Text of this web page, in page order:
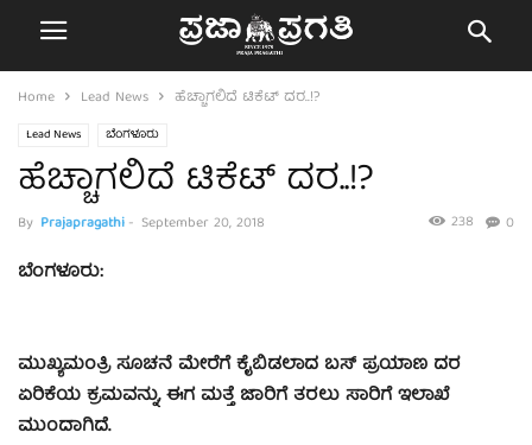
Home Lead News ಹೆಚ್ಚಾಗಲಿದೆ ಟಿಕೆಟ್ ದರ..!?
Lead News ಬೆಂಗಳೂರು
ಹೆಚ್ಚಾಗಲಿದೆ ಟಿಕೆಟ್ ದರ..!?
By Prajapragathi- September 20, 2018 0
238
ಬೆಂಗಳೂರು:
ಮುಖ್ಯಮಂತ್ರಿ ಸೂಚನೆ ಮೇರೆಗೆ ಕೈಬಿಡಲಾದ ಬಸ್ ಪ್ರಯಾಣ ದರ
ಏರಿಕೆಯ ಕ್ರಮವನ್ನು, ಈಗ ಮತ್ತೆ ಜಾರಿಗೆ ತರಲುಸಾರಿಗೆ ಇಲಾಖೆ
ಮುಂದಾಗಿದೆ.